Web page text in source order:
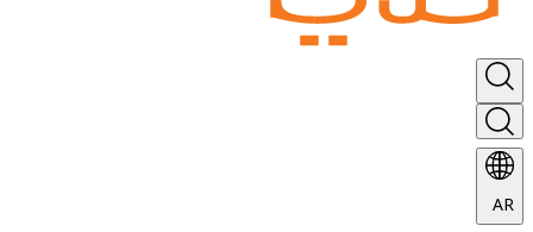
AR